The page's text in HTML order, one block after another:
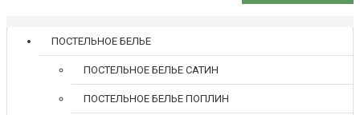
ПОСТЕЛЬНОЕ БЕЛЬЕ
ПОСТЕЛЬНОЕ БЕЛЬЕ САТИН
ПОСТЕЛЬНОЕ БЕЛЬЕ ПОПЛИН